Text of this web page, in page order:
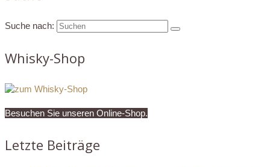
Suche nach:
Whisky-Shop
Besuchen Sie unseren Online-Shop.
Letzte Beiträge